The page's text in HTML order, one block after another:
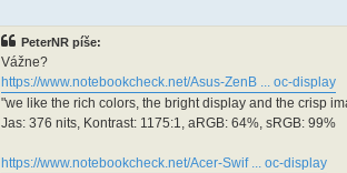
PeterNR píše:
Vážne?
https://www.notebookcheck.net/Asus-ZenB ... oc-display
"we like the rich colors, the bright display and the crisp
Jas: 376 nits, Kontrast: 1175:1, aRGB: 64%, sRGB: 99%
https://www.notebookcheck.net/Acer-Swif ... oc-display